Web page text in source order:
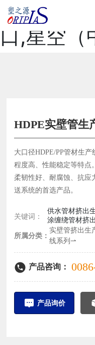
星空网站
口,星空（
HDPE实壁管生
大口径HDPE/PP管材生
程度高、性能稳定等特点
柔韧性好、耐腐蚀、抗应
送系统的首选产品。
关键词：
供水管材挤出
涂缠绕管材挤
所属分类：
实壁管挤出生
线系列⇀
产品咨询：
产品询价